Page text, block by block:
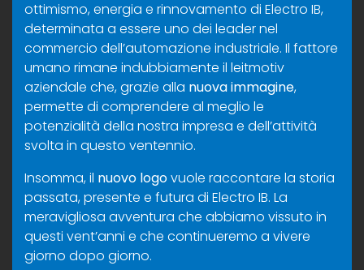
ottimismo, energia e rinnovamento di Electro IB,
determinata a essere uno dei leader nel
commercio dell’automazione industriale. Il fattore
umano rimane indubbiamente il leitmotiv
aziendale che, grazie alla nuova immagine,
permette di comprendere al meglio le
potenzialità della nostra impresa e dell’attività
svolta in questo ventennio.
Insomma, il nuovo logovuole raccontare la storia
passata, presente e futura di Electro IB. La
meravigliosa avventura che abbiamo vissuto in
questi vent’anni e che continueremo a vivere
giorno dopo giorno.